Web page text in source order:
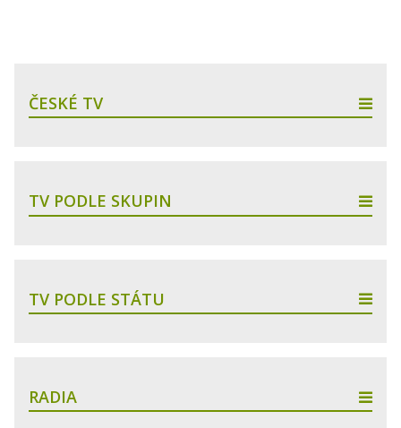
ČESKÉ TV
TV PODLE SKUPIN
TV PODLE STÁTU
RADIA